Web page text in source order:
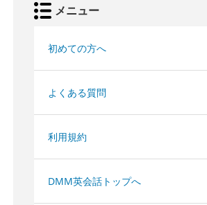
メニュー
初めての方へ
よくある質問
利用規約
DMM英会話トップへ